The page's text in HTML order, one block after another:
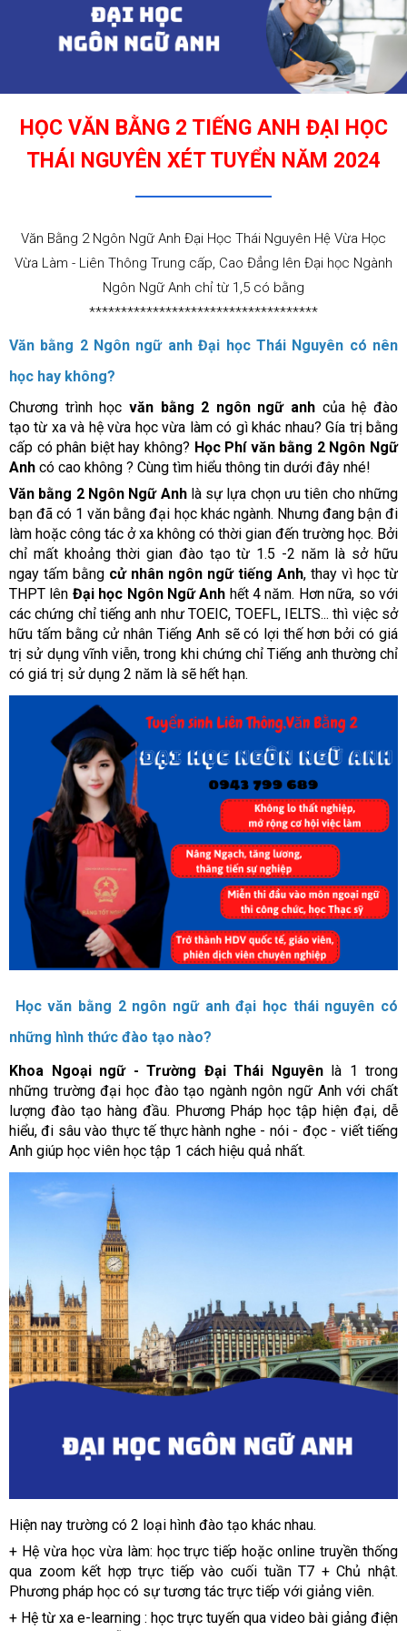
HỌC VĂN BẰNG 2 TIẾNG ANH ĐẠI HỌC
THÁI NGUYÊN XÉT TUYỂN NĂM 2024
Văn Bằng 2 Ngôn Ngữ Anh Đại Học Thái Nguyên Hệ Vừa Học
Vừa Làm - Liên Thông Trung cấp, Cao Đẳng lên Đại học Ngành
Ngôn Ngữ Anh chỉ từ 1,5 có bằng
************************************
Văn bằng 2 Ngôn ngữ anh Đại học Thái Nguyên có nên
học hay không?
Chương trình học văn bằng 2 ngôn ngữ anh của hệ đào
tạo từ xa và hệ vừa học vừa làm có gì khác nhau? Gía trị bằng
cấp có phân biệt hay không? Học Phí văn bằng 2 Ngôn Ngữ
Anh có cao không ? Cùng tìm hiểu thông tin dưới đây nhé!
Văn bằng 2 Ngôn Ngữ Anh là sự lựa chọn ưu tiên cho những
bạn đã có 1 văn bằng đại học khác ngành. Nhưng đang bận đi
làm hoặc công tác ở xa không có thời gian đến trường học. Bởi
chỉ mất khoảng thời gian đào tạo từ 1.5 -2 năm là sở hữu
ngay tấm bằng cử nhân ngôn ngữ tiếng Anh, thay vì học từ
THPT lên Đại học Ngôn Ngữ Anh hết 4 năm. Hơn nữa, so với
các chứng chỉ tiếng anh như TOEIC, TOEFL, IELTS... thì việc sở
hữu tấm bằng cử nhân Tiếng Anh sẽ có lợi thế hơn bởi có giá
trị sử dụng vĩnh viễn, trong khi chứng chỉ Tiếng anh thường chỉ
có giá trị sử dụng 2 năm là sẽ hết hạn.
Học văn bằng 2 ngôn ngữ anh đại học thái nguyên có
những hình thức đào tạo nào?
Khoa Ngoại ngữ - Trường Đại Thái Nguyênlà 1 trong
những trường đại học đào tạo ngành ngôn ngữ Anh với chất
lượng đào tạo hàng đầu. Phương Pháp học tập hiện đại, dễ
hiểu, đi sâu vào thực tế thực hành nghe - nói - đọc - viết tiếng
Anh giúp học viên học tập 1 cách hiệu quả nhất.
Hiện nay trường có 2 loại hình đào tạo khác nhau.
+ Hệ vừa học vừa làm: học trực tiếp hoặc online truyền thống
qua zoom kết hợp trực tiếp vào cuối tuần T7 + Chủ nhật.
Phương pháp học có sự tương tác trực tiếp với giảng viên.
+ Hệ từ xa e-learning : học trực tuyến qua video bài giảng điện